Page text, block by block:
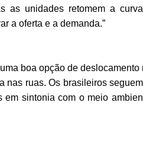
as unidades retomem a
a oferta e a demanda.”
boa opção de
nas ruas. Os brasileiros
em sintonia com o meio